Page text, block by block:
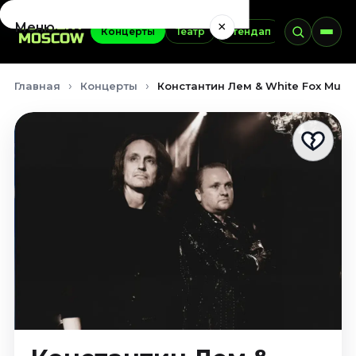
Концерты Театр Стендап Выставки
Меню ×
Сентябрь 2026
Ноябрь 2026
Главная Концерты Константин Лем & White Fox